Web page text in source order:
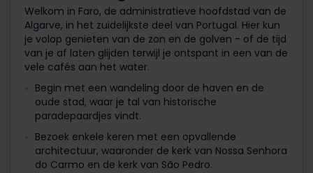
Welkom in Faro, de administratieve hoofdstad van de
Algarve, in het zuidelijkste deel van Portugal. Hier kun
je volop genieten van de zon en de golven - of de tijd
van je af laten glijden terwijl je ontspant in een van de
vele cafés aan het water.
Begin met een wandeling door de haven en de
oude stad, waar je tal van historische
paradepaardjes vindt.
Bezoek enkele keren met een opvallende
architectuur, waaronder de kerk van Nossa Senhora
do Carmo en de kerk van São Pedro.